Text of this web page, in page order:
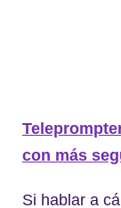
con más
Si hablar a